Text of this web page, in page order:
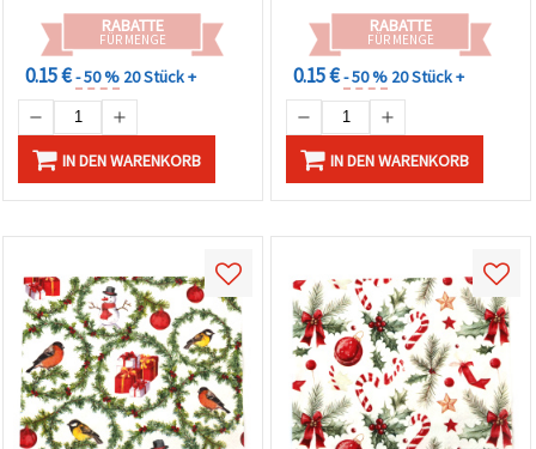
Wrapping
RABATTE
FÜR MENGE
0.15 €- 50 % 20 Stück +
IN DEN WARENKORB
Projekte
RABATTE
FÜR MENGE
0.15 €- 50 % 20 Stück +
IN DEN WARENKORB